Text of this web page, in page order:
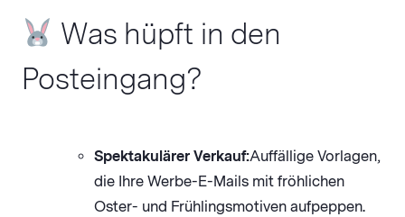
Was hüpft in den
Posteingang?
Spektakulärer Verkauf:Auffällige Vorlagen,
die Ihre Werbe-E-Mails mit fröhlichen
Oster- und Frühlingsmotiven aufpeppen.